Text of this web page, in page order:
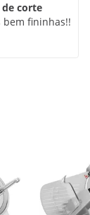
de corte
bem fininhas!!